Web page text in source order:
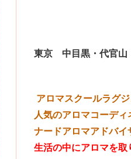
東京 中目黒・代官山
アロマスクールラグ
人気のアロマコーディ
ナードアロマアドバイ
生活の中にアロマを取